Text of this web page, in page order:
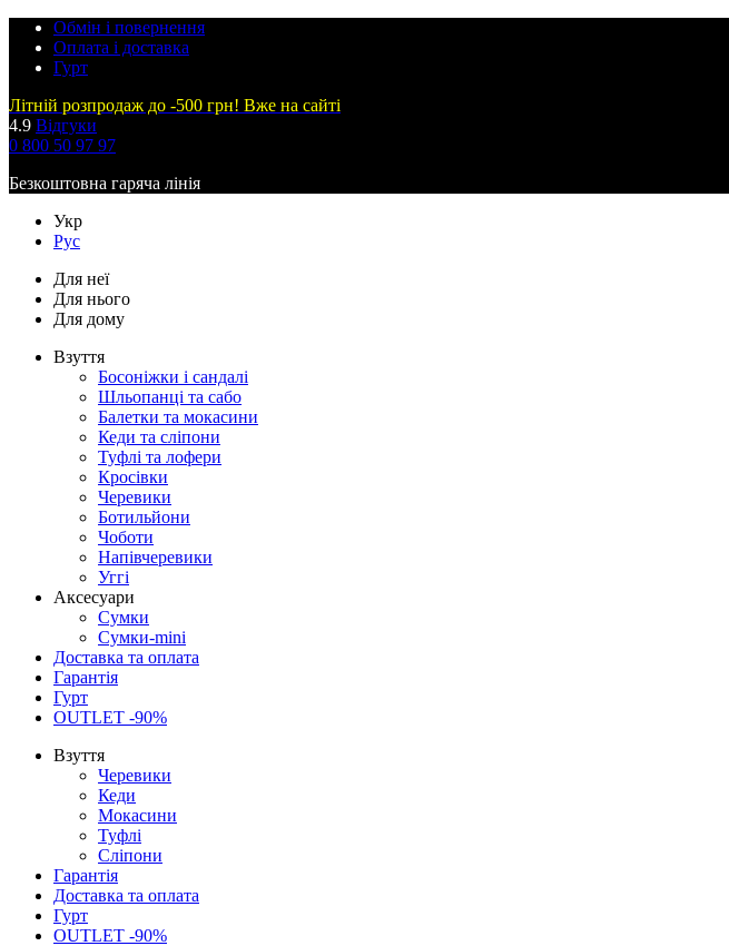
Обмін і повернення
Оплата і доставка
Гурт
Літній розпродаж до -500 грн! Вже на сайті
4.9 Відгуки
0 800 50 97 97
Безкоштовна гаряча лінія
Укр
Рус
Для неї
Для нього
Для дому
Взуття
Босоніжки і сандалі
Шльопанці та сабо
Балетки та мокасини
Кеди та сліпони
Туфлі та лофери
Кросівки
Черевики
Ботильйони
Чоботи
Напівчеревики
Уггі
Аксесуари
Сумки
Сумки-mini
Доставка та оплата
Гарантія
Гурт
OUTLET -90%
Взуття
Черевики
Кеди
Мокасини
Туфлі
Сліпони
Гарантія
Доставка та оплата
Гурт
OUTLET -90%